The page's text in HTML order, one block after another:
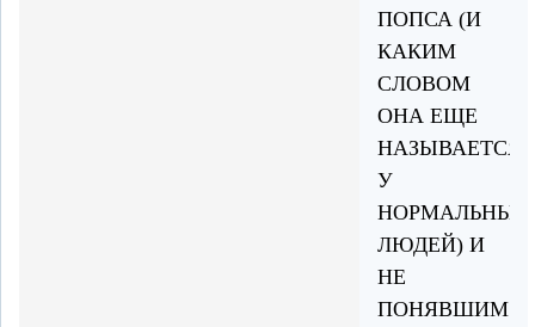
ПОПСА (И
КАКИМ
СЛОВОМ
ОНА ЕЩЕ
НАЗЫВАЕТСЯ
У
НОРМАЛЬНЫХ
ЛЮДЕЙ) И
НЕ
ПОНЯВШИМ